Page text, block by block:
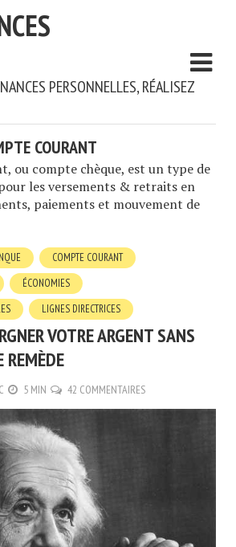
PERSONNELLES, RÉALISEZ
COURANT
ou compte chèque, est un type de
les versements & retraits en
paiements et mouvement de
COMPTE COURANT
ÉCONOMIES
LIGNES DIRECTRICES
VOTRE ARGENT SANS
REMÈDE
5 MIN 42 COMMENTAIRES